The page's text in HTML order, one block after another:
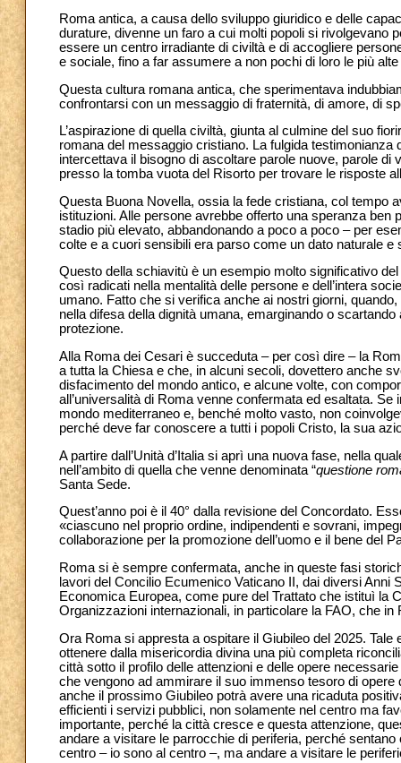
Roma antica, a causa dello sviluppo giuridico e delle
durature, divenne un faro a cui molti popoli si rivolgevano
essere un centro irradiante di civiltà e di accogliere
e sociale, fino a far assumere a non pochi di loro le più
Questa cultura romana antica, che sperimentava
confrontarsi con un messaggio di fraternità, di amore, di
L’aspirazione di quella civiltà, giunta al culmine del suo
romana del messaggio cristiano. La fulgida
intercettava il bisogno di ascoltare parole nuove, parole di
presso la tomba vuota del Risorto per trovare le risposte
Questa Buona Novella, ossia la fede cristiana, col tempo
istituzioni. Alle persone avrebbe offerto una speranza
stadio più elevato, abbandonando a poco a poco – per
colte e a cuori sensibili era parso come un dato naturale
Questo della schiavitù è un esempio molto significativo
così radicati nella mentalità delle persone e dell’intera
umano. Fatto che si verifica anche ai nostri giorni,
nella difesa della dignità umana, emarginando o
protezione.
Alla Roma dei Cesari è succeduta – per così dire – la
a tutta la Chiesa e che, in alcuni secoli, dovettero anche
disfacimento del mondo antico, e alcune volte, con
all’universalità di Roma venne confermata ed esaltata.
mondo mediterraneo e, benché molto vasto, non
perché deve far conoscere a tutti i popoli Cristo, la sua
A partire dall’Unità d’Italia si aprì una nuova fase, nella
nell’ambito di quella che venne denominata “questione
Santa Sede.
Quest’anno poi è il 40° dalla revisione del Concordato.
«ciascuno nel proprio ordine, indipendenti e sovrani,
collaborazione per la promozione dell’uomo e il bene del
Roma si è sempre confermata, anche in queste fasi
lavori del Concilio Ecumenico Vaticano II, dai diversi Anni
Economica Europea, come pure del Trattato che istituì la
Organizzazioni internazionali, in particolare la FAO, che in
Ora Roma si appresta a ospitare il Giubileo del 2025.
ottenere dalla misericordia divina una più completa
città sotto il profilo delle attenzioni e delle opere
che vengono ad ammirare il suo immenso tesoro di
anche il prossimo Giubileo potrà avere una ricaduta
efficienti i servizi pubblici, non solamente nel centro ma
importante, perché la città cresce e questa attenzione,
andare a visitare le parrocchie di periferia, perché
centro – io sono al centro –, ma andare a visitare le